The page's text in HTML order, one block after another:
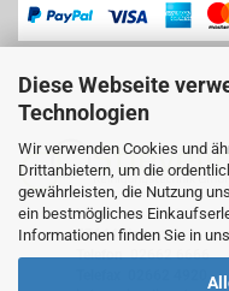
Diese Webseite
Technologien
Wir verwenden Cookies und
Drittanbietern, um die
gewährleisten, die Nutzung
ein bestmögliches
Informationen finden Sie in
Lindenstraße 11
57644 Hattert
Telefon02662 6666